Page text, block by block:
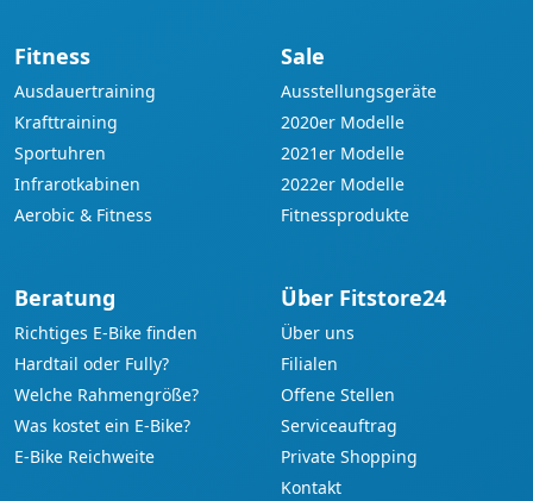
Fitness
Ausdauertraining
Krafttraining
Sportuhren
Infrarotkabinen
Aerobic & Fitness
Sale
Ausstellungsgeräte
2020er Modelle
2021er Modelle
2022er Modelle
Fitnessprodukte
Beratung
Richtiges E-Bike finden
Hardtail oder Fully?
Welche Rahmengröße?
Was kostet ein E-Bike?
E-Bike Reichweite
Über Fitstore24
Über uns
Filialen
Offene Stellen
Serviceauftrag
Private Shopping
Kontakt